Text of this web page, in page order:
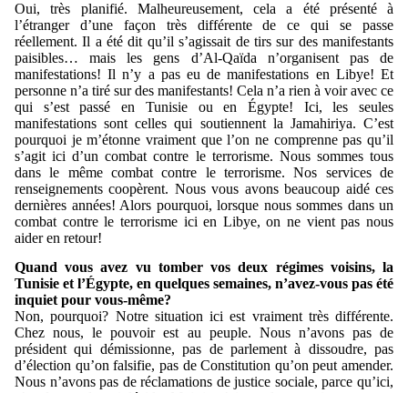
Oui, très planifié. Malheureusement, cela a été présenté à
l’étranger d’une façon très différente de ce qui se passe
réellement. Il a été dit qu’il s’agissait de tirs sur des manifestants
paisibles… mais les gens d’Al-Qaïda n’organisent pas de
manifestations! Il n’y a pas eu de manifestations en Libye! Et
personne n’a tiré sur des manifestants! Cela n’a rien à voir avec ce
qui s’est passé en Tunisie ou en Égypte! Ici, les seules
manifestations sont celles qui soutiennent la Jamahiriya. C’est
pourquoi je m’étonne vraiment que l’on ne comprenne pas qu’il
s’agit ici d’un combat contre le terrorisme. Nous sommes tous
dans le même combat contre le terrorisme. Nos services de
renseignements coopèrent. Nous vous avons beaucoup aidé ces
dernières années! Alors pourquoi, lorsque nous sommes dans un
combat contre le terrorisme ici en Libye, on ne vient pas nous
aider en retour!
Quand vous avez vu tomber vos deux régimes voisins, la
Tunisie et l’Égypte, en quelques semaines, n’avez-vous pas été
inquiet pour vous-même?
Non, pourquoi? Notre situation ici est vraiment très différente.
Chez nous, le pouvoir est au peuple. Nous n’avons pas de
président qui démissionne, pas de parlement à dissoudre, pas
d’élection qu’on falsifie, pas de Constitution qu’on peut amender.
Nous n’avons pas de réclamations de justice sociale, parce qu’ici,